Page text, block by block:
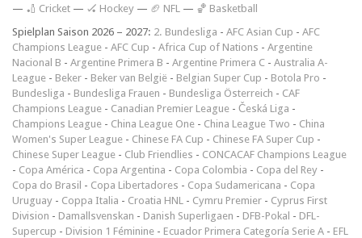
— 🏏 Cricket — 🏑 Hockey — 🏈 NFL — 🏀 Basketball
Spielplan Saison 2026 – 2027: 2. Bundesliga - AFC Asian Cup - AFC
Champions League - AFC Cup - Africa Cup of Nations - Argentine
Nacional B - Argentine Primera B - Argentine Primera C - Australia A-
League - Beker - Beker van België - Belgian Super Cup - Botola Pro -
Bundesliga - Bundesliga Frauen - Bundesliga Österreich - CAF
Champions League - Canadian Premier League - Česká Liga -
Champions League - China League One - China League Two - China
Women's Super League - Chinese FA Cup - Chinese FA Super Cup -
Chinese Super League - Club Friendlies - CONCACAF Champions League
- Copa América - Copa Argentina - Copa Colombia - Copa del Rey -
Copa do Brasil - Copa Libertadores - Copa Sudamericana - Copa
Uruguay - Coppa Italia - Croatia HNL - Cymru Premier - Cyprus First
Division - Damallsvenskan - Danish Superligaen - DFB-Pokal - DFL-
Supercup - Division 1 Féminine - Ecuador Primera Categoría Serie A - EFL